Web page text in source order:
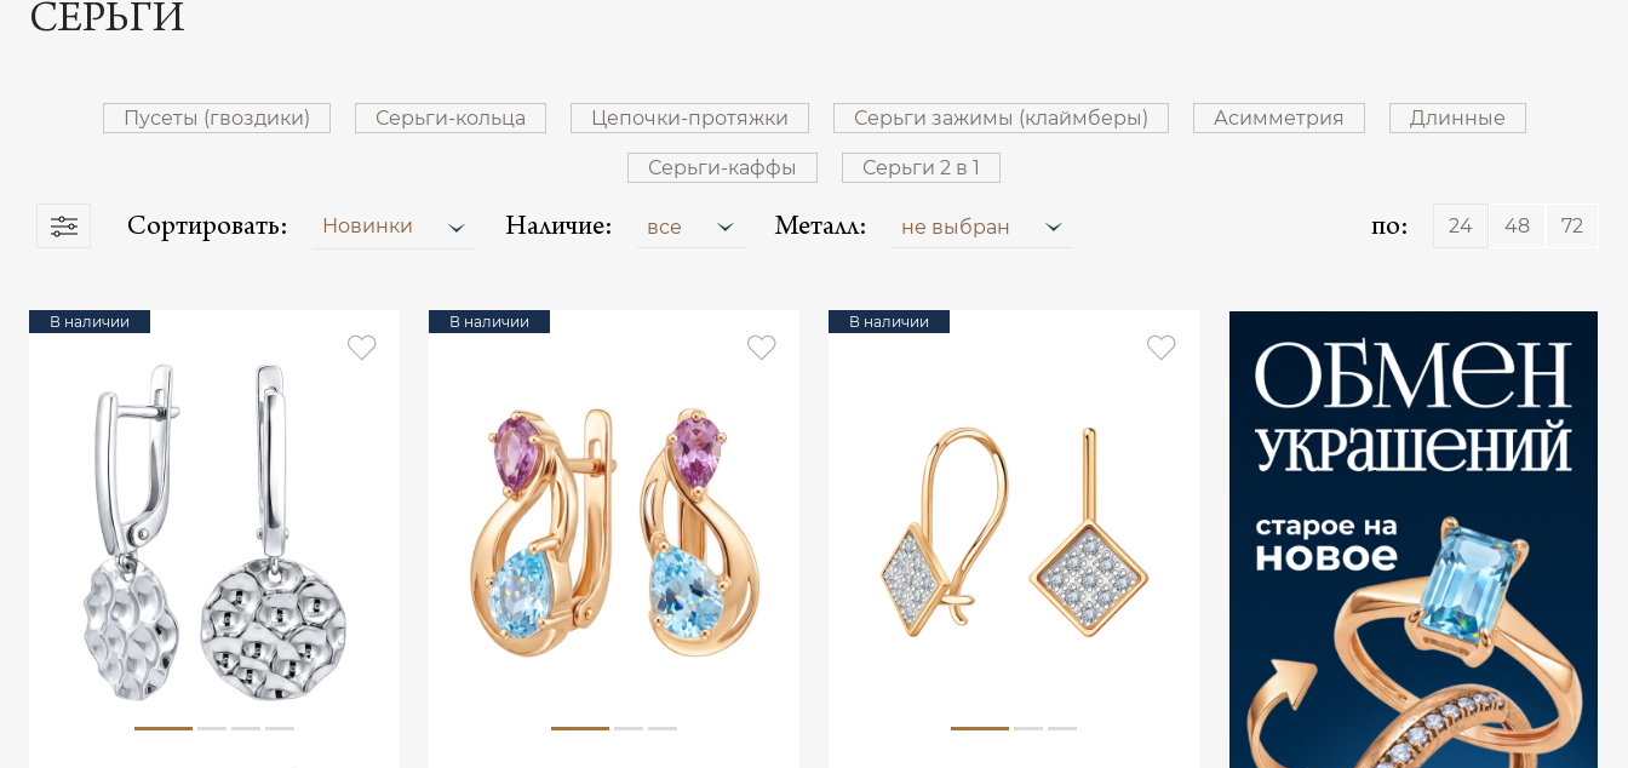
СЕРЬГИ
Пусеты (гвоздики) Серьги-кольца Цепочки-протяжки Серьги зажимы (клаймберы) Асимметрия Длинные
Серьги-каффы Серьги 2 в 1
Сортировать: Новинки Наличие: все Металл: не выбран по: 24 48 72
В наличии В наличии В наличии